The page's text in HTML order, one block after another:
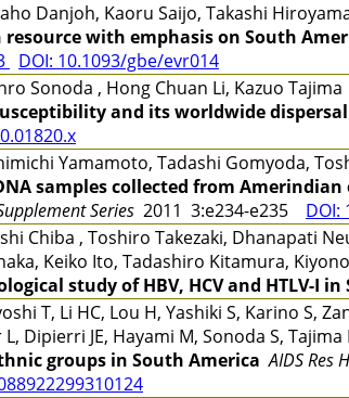
Danjoh, Kaoru Saijo, Takashi
resource with emphasis on South
DOI: 10.1093/gbe/evr014
Sonoda , Hong Chuan Li, Kazuo Tajima
and its worldwide dispersal
Yamamoto, Tadashi Gomyoda,
samples collected from
Series 2011 3:e234-e235 DOI:
Chiba , Toshiro Takezaki, Dhanapati
Keiko Ito, Tadashiro Kitamura,
study of HBV, HCV and HTLV-I in
T, Li HC, Lou H, Yashiki S, Karino S,
L, Dipierri JE, Hayami M, Sonoda S, Tajima
groups in South America AIDS Res